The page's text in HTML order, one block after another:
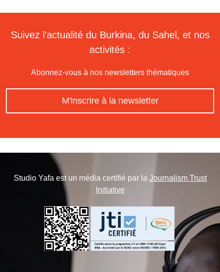
Suivez l'actualité du Burkina, du Sahel, et nos
activités :
Abonnez-vous à nos newsletters thématiques
M'inscrire à la newsletter
Studio Yafa est un média certifié par la Journalism Trust
Initiative